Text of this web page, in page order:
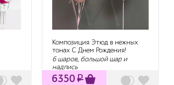
Композиция Этюд в нежных
тонах С Днем Рождения!
6 шаров, большой шар и
надпись
6350₽